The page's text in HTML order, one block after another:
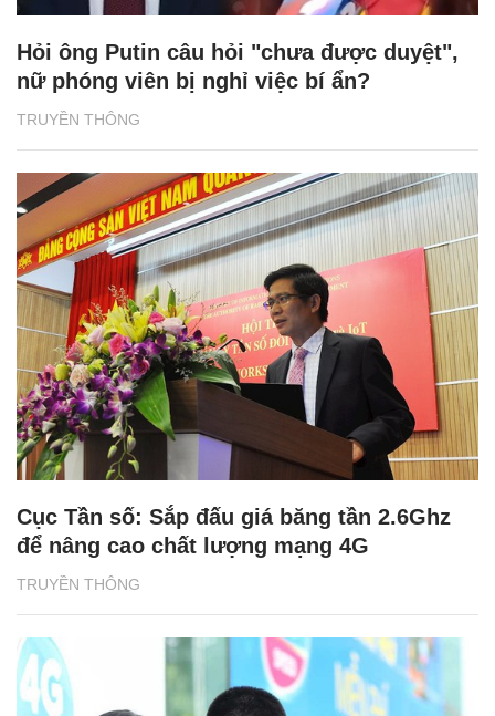
TRUYỀN THÔNG
Hỏi ông Putin câu hỏi "chưa được duyệt",
nữ phóng viên bị nghỉ việc bí ẩn?
TRUYỀN THÔNG
Cục Tần số: Sắp đấu giá băng tần 2.6Ghz
để nâng cao chất lượng mạng 4G